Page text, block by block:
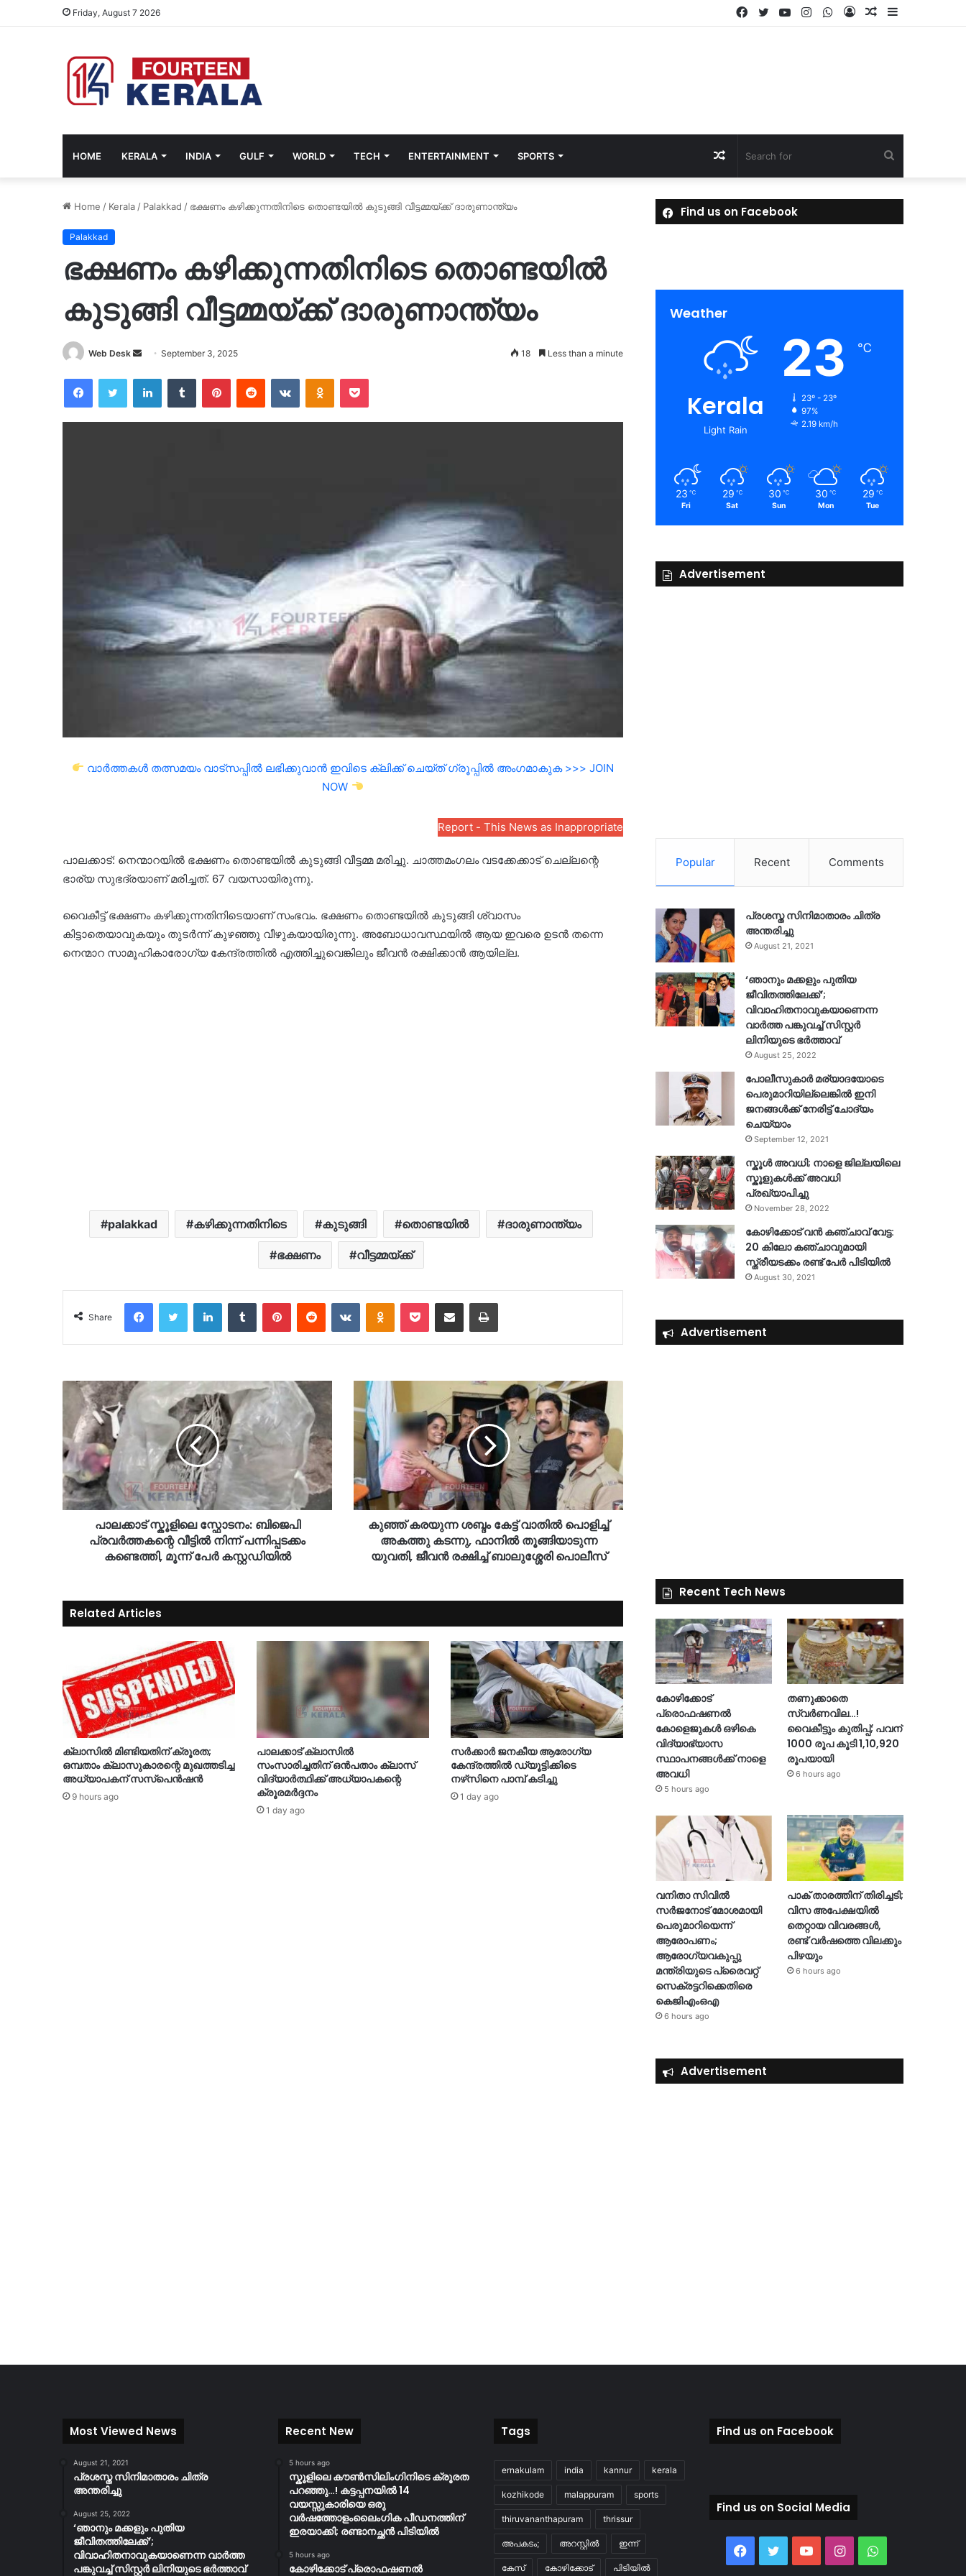
Friday, August 7 2026 Sidebar
Random
Log
WhatsApp
Instagram
YouTube
Twitter
Facebook
HOME KERALA INDIA GULF WORLD TECH ENTERTAINMENT SPORTS
for
Random
Article
Home / Kerala / Palakkad / ഭക്ഷണം കഴിക്കുന്നതിനിടെ തൊണ്ടയിൽ കുടുങ്ങി വീട്ടമ്മയ്ക്ക് ദാരുണാന്ത്യം
Palakkad
ഭക്ഷണം കഴിക്കുന്നതിനിടെ തൊണ്ടയിൽ
കുടുങ്ങി വീട്ടമ്മയ്ക്ക് ദാരുണാന്ത്യം
Web Desk
Send
email
September 3, 2025 18 Less than a minute
FacebookTwitter LinkedInTumblr PinterestReddit VKontakteOdnoklassniki
Pocket
വാർത്തകൾ തത്സമയം വാട്സപ്പിൽ ലഭിക്കുവാൻ ഇവിടെ ക്ലിക്ക് ചെയ്ത് ഗ്രൂപ്പിൽ അംഗമാകുക >>> JOIN
NOW
Report - This News as Inappropriate
പാലക്കാട്: നെന്മാറയിൽ ഭക്ഷണം തൊണ്ടയിൽ കുടുങ്ങി വീട്ടമ്മ മരിച്ചു. ചാത്തമംഗലം വടക്കേക്കാട് ചെല്ലന്റെ
ഭാര്യ സുഭദ്രയാണ് മരിച്ചത്. 67 വയസായിരുന്നു.
വൈകീട്ട് ഭക്ഷണം കഴിക്കുന്നതിനിടെയാണ് സംഭവം. ഭക്ഷണം തൊണ്ടയിൽ കുടുങ്ങി ശ്വാസം
കിട്ടാതെയാവുകയും തുടർന്ന് കുഴഞ്ഞു വീഴുകയായിരുന്നു. അബോധാവസ്ഥയിൽ ആയ ഇവരെ ഉടൻ തന്നെ
നെന്മാറ സാമൂഹികാരോഗ്യ കേന്ദ്രത്തിൽ എത്തിച്ചുവെങ്കിലും ജീവൻ രക്ഷിക്കാൻ ആയില്ല.
palakkad കഴിക്കുന്നതിനിടെ കുടുങ്ങി തൊണ്ടയിൽ ദാരുണാന്ത്യം
ഭക്ഷണം വീട്ടമ്മയ്ക്ക്
Share
FacebookTwitter LinkedInTumblr PinterestReddit VKontakteOdnoklassniki
Pocket Share via Email Print
പാലക്കാട് സ്കൂളിലെ സ്ഫോടനം: ബിജെപി
പ്രവർത്തകന്റെ വീട്ടിൽ നിന്ന് പന്നിപ്പടക്കം
കണ്ടെത്തി, മൂന്ന് പേർ കസ്റ്റഡിയിൽ
കുഞ്ഞ് കരയുന്ന ശബ്ദം കേട്ട് വാതിൽ പൊളിച്ച്
അകത്തു കടന്നു, ഫാനിൽ തൂങ്ങിയാടുന്ന
യുവതി, ജീവൻ രക്ഷിച്ച് ബാലുശ്ശേരി പൊലീസ്
Related Articles
ക്ലാസിൽ മിണ്ടിയതിന് ക്രൂരത;
ഒമ്പതാം ക്ലാസുകാരന്റെ മുഖത്തടിച്ച
അധ്യാപകന് സസ്പെൻഷൻ
9 hours ago
പാലക്കാട് ക്ലാസിൽ
സംസാരിച്ചതിന് ഒൻപതാം ക്ലാസ്
വിദ്യാർത്ഥിക്ക് അധ്യാപകന്റെ
ക്രൂരമർദ്ദനം
1 day ago
സർക്കാർ ജനകീയ ആരോഗ്യ
കേന്ദ്രത്തിൽ ഡ്യൂട്ടിക്കിടെ
നഴ്‌സിനെ പാമ്പ് കടിച്ചു
1 day ago
Find us on Facebook
Weather
Kerala
Light Rain
23 ℃
23º - 23º
97%
2.19 km/h
23 ℃
Fri
29 ℃
Sat
30 ℃
Sun
30 ℃
Mon
29 ℃
Tue
Advertisement
Popular Recent Comments
പ്രശസ്ത സിനിമാതാരം ചിത്ര
അന്തരിച്ചു
August 21, 2021
‘ഞാനും മക്കളും പുതിയ
ജീവിതത്തിലേക്ക്’;
വിവാഹിതനാവുകയാണെന്ന
വാർത്ത പങ്കുവച്ച് സിസ്റ്റർ
ലിനിയുടെ ഭർത്താവ്
August 25, 2022
പോലീസുകാര്‍ മര്യാദയോടെ
പെരുമാറിയില്ലെങ്കില്‍ ഇനി
ജനങ്ങള്‍ക്ക് നേരിട്ട് ചോദ്യം
ചെയ്യാം
September 12, 2021
സ്കൂൾ അവധി; നാളെ ജില്ലയിലെ
സ്കൂളുകൾക്ക് അവധി
പ്രഖ്യാപിച്ചു
November 28, 2022
കോഴിക്കോട് വൻ കഞ്ചാവ് വേട്ട:
20 കിലോ കഞ്ചാവുമായി
സ്ത്രീയടക്കം രണ്ട് പേർ പിടിയിൽ
August 30, 2021
Advertisement
Recent Tech News
കോഴിക്കോട്
പ്രൊഫഷണൽ
കോളെജുകൾ ഒഴികെ
വിദ്യാഭ്യാസ
സ്ഥാപനങ്ങൾക്ക് നാളെ
അവധി
5 hours ago
തണുക്കാതെ
സ്വർണവില…!
വൈകീട്ടും കുതിപ്പ്; പവന്
1000 രൂപ കൂടി 1,10,920
രൂപയായി
6 hours ago
വനിതാ സിവിൽ
സർജനോട് മോശമായി
പെരുമാറിയെന്ന്
ആരോപണം;
ആരോഗ്യവകുപ്പു
മന്ത്രിയുടെ പ്രൈവറ്റ്
സെക്രട്ടറിക്കെതിരെ
കെജിഎംഒഎ
6 hours ago
പാക് താരത്തിന് തിരിച്ചടി;
വിസ അപേക്ഷയിൽ
തെറ്റായ വിവരങ്ങൾ,
രണ്ട് വർഷത്തെ വിലക്കും
പിഴയും
6 hours ago
Advertisement
Most Viewed News
August 21, 2021
പ്രശസ്ത സിനിമാതാരം ചിത്ര
അന്തരിച്ചു
August 25, 2022
‘ഞാനും മക്കളും പുതിയ
ജീവിതത്തിലേക്ക്’;
വിവാഹിതനാവുകയാണെന്ന വാർത്ത
പങ്കുവച്ച് സിസ്റ്റർ ലിനിയുടെ ഭർത്താവ്
Recent New
5 hours ago
സ്കൂളിലെ കൗൺസിലിംഗിനിടെ ക്രൂരത
പറഞ്ഞു…! കട്ടപ്പനയിൽ 14
വയസ്സുകാരിയെ ഒരു
വർഷത്തോളംലൈംഗിക പീഡനത്തിന്
ഇരയാക്കി; രണ്ടാനച്ഛൻ പിടിയിൽ
5 hours ago
കോഴിക്കോട് പ്രൊഫഷണൽ
Tags
ernakulam india kannur kerala
kozhikode malappuram sports
thiruvananthapuram thrissur
അപകടം; അറസ്റ്റിൽ ഇന്ന്
കേസ് കോഴിക്കോട് പിടിയിൽ
Find us on Facebook
Find us on Social Media
Facebook
TwitterYouTubeInstagramWhatsApp